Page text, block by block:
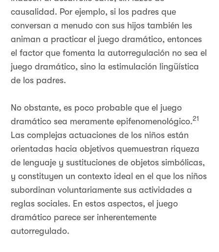
causalidad. Por ejemplo, si los padres que
conversan a menudo con sus hijos también les
animan a practicar el juego dramático, entonces
el factor que fomenta la autorregulación no sea el
juego dramático, sino la estimulación lingüística
de los padres.
No obstante, es poco probable que el juego
dramático sea meramente epifenomenológico.21
Las complejas actuaciones de los niños están
orientadas hacia objetivos quemuestran riqueza
de lenguaje y sustituciones de objetos simbólicas,
y constituyen un contexto ideal en el que los niños
subordinan voluntariamente sus actividades a
reglas sociales. En estos aspectos, el juego
dramático parece ser inherentemente
autorregulado.